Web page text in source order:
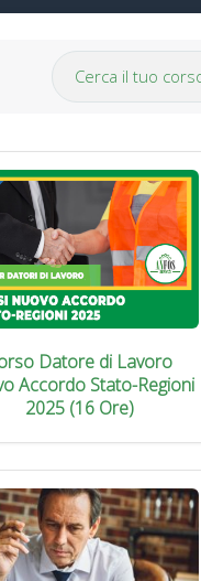
Datore di Lavoro
Accordo Stato-Regioni
2025 (16 Ore)